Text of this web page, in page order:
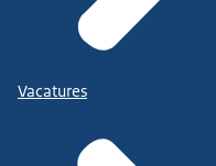
Vacatures